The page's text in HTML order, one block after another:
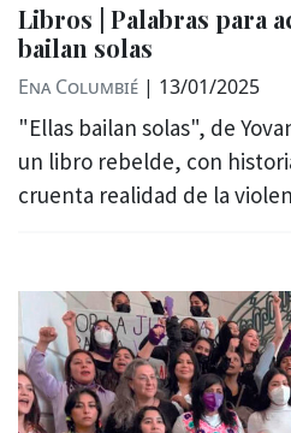
Libros | Palabras para
bailan solas
Ena Columbié | 13/01/2025
"Ellas bailan solas", de
un libro rebelde, con
cruenta realidad de la